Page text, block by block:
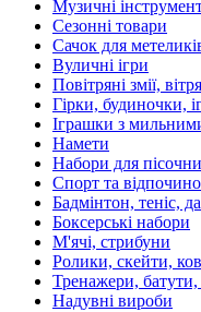
Музичні
Сезонні товари
Сачок для
Вуличні ігри
Повітряні змії,
Гірки, будиночки,
Іграшки з
Намети
Набори для
Спорт та
Бадмінтон, теніс,
Боксерські набори
М'ячі, стрибуни
Ролики, скейти,
Тренажери, батути,
Надувні вироби